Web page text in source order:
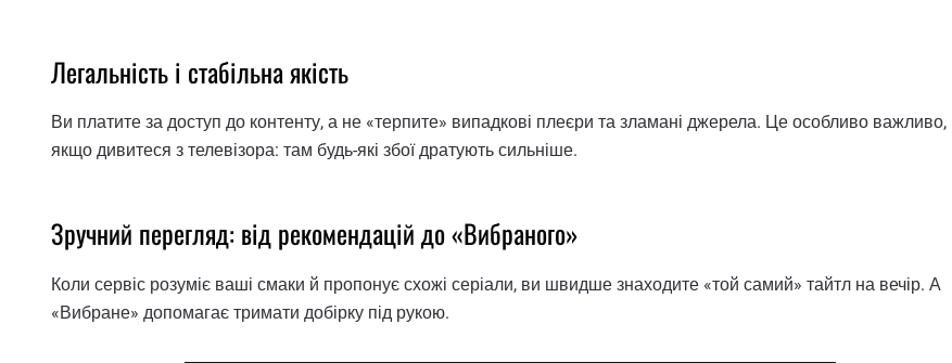
Легальність і стабільна якість
Ви платите за доступ до контенту, а не «терпите» випадкові плеєри та зламані джерела. Це особливо важливо,
якщо дивитеся з телевізора: там будь-які збої дратують сильніше.
Зручний перегляд: від рекомендацій до «Вибраного»
Коли сервіс розуміє ваші смаки й пропонує схожі серіали, ви швидше знаходите «той самий» тайтл на вечір. А
«Вибране» допомагає тримати добірку під рукою.